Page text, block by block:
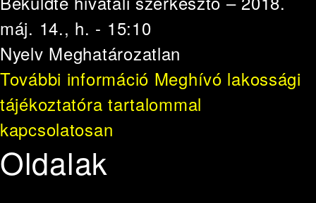
máj. 14., h. - 15:10
Nyelv Meghatározatlan
További információ Meghívó lakossági
tájékoztatóra tartalommal
kapcsolatosan
Oldalak